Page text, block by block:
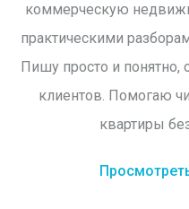
коммерческую
практическими
Пишу просто и понятно,
клиентов. Помогаю
квартиры